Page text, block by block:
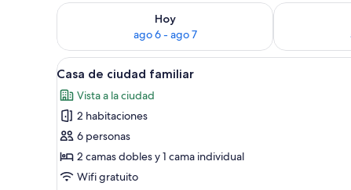
Hoy
ago 6 - ago 7
Consulta la disponibilidad para hoy ago 6 - ago 7
Consulta la
Ver
todas
las
fotos
de
Casa
de
Una cocina moderna con
13
Casa de ciudad familiar
Vista a la ciudad
2 habitaciones
6 personas
2 camas dobles y 1 cama individual
Wifi gratuito